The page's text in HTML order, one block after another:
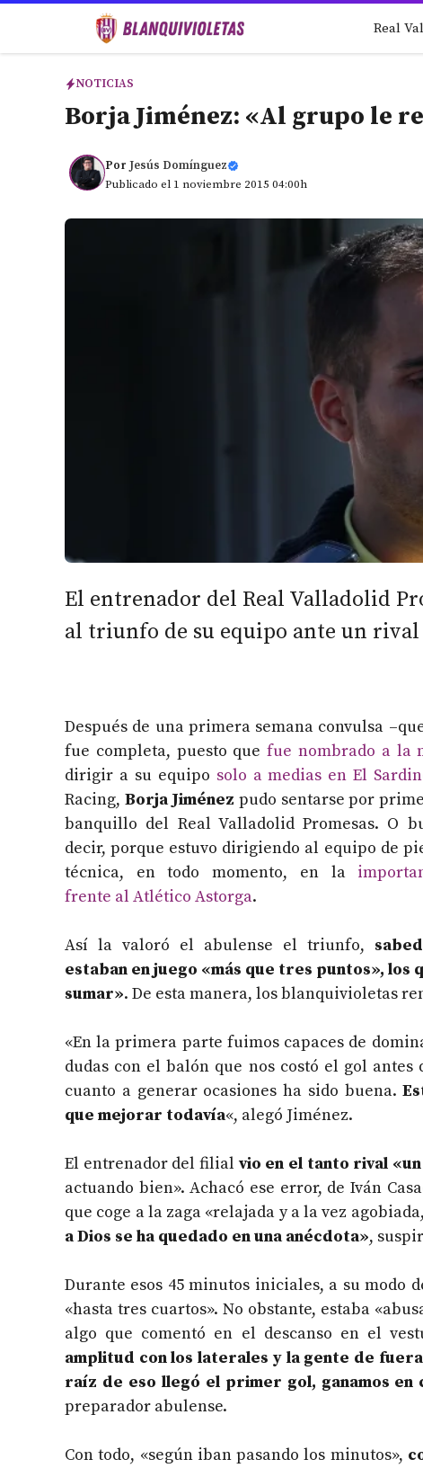
Real
NOTICIAS
Borja Jiménez: «Al grupo le
Por Jesús Domínguez
Publicado el 1 noviembre 2015 04:00h
El entrenador del Real Valladolid
al triunfo de su equipo ante un
Después de una primera semana convulsa
fue completa, puesto quefue nombrado a la
dirigir a su equipo solo a medias en El
Racing, Borja Jiménez pudo sentarse por
banquillo del Real Valladolid Promesas. O
decir, porque estuvo dirigiendo al equipo de
técnica, en todo momento, en la
frente al Atlético Astorga.
Así la valoró el abulense el triunfo,
estaban en juego «más que tres puntos»,
sumar». De esta manera, los blanquivioletas
«En la primera parte fuimos capaces de
dudas con el balón que nos costó el gol
cuanto a generar ocasiones ha sido buena.
que mejorar todavía«, alegó Jiménez.
El entrenador del filial vio en el tanto rival
actuando bien». Achacó ese error, de Iván
que coge a la zaga «relajada y a la vez
a Dios se ha quedado en una anécdota»,
Durante esos 45 minutos iniciales, a su modo
«hasta tres cuartos». No obstante, estaba
algo que comentó en el descanso en el
amplitud con los laterales y la gente de
raíz de eso llegó el primer gol, ganamos en
preparador abulense.
Con todo, «según iban pasando los minutos»,